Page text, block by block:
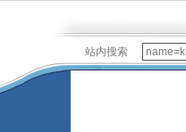
站内搜索